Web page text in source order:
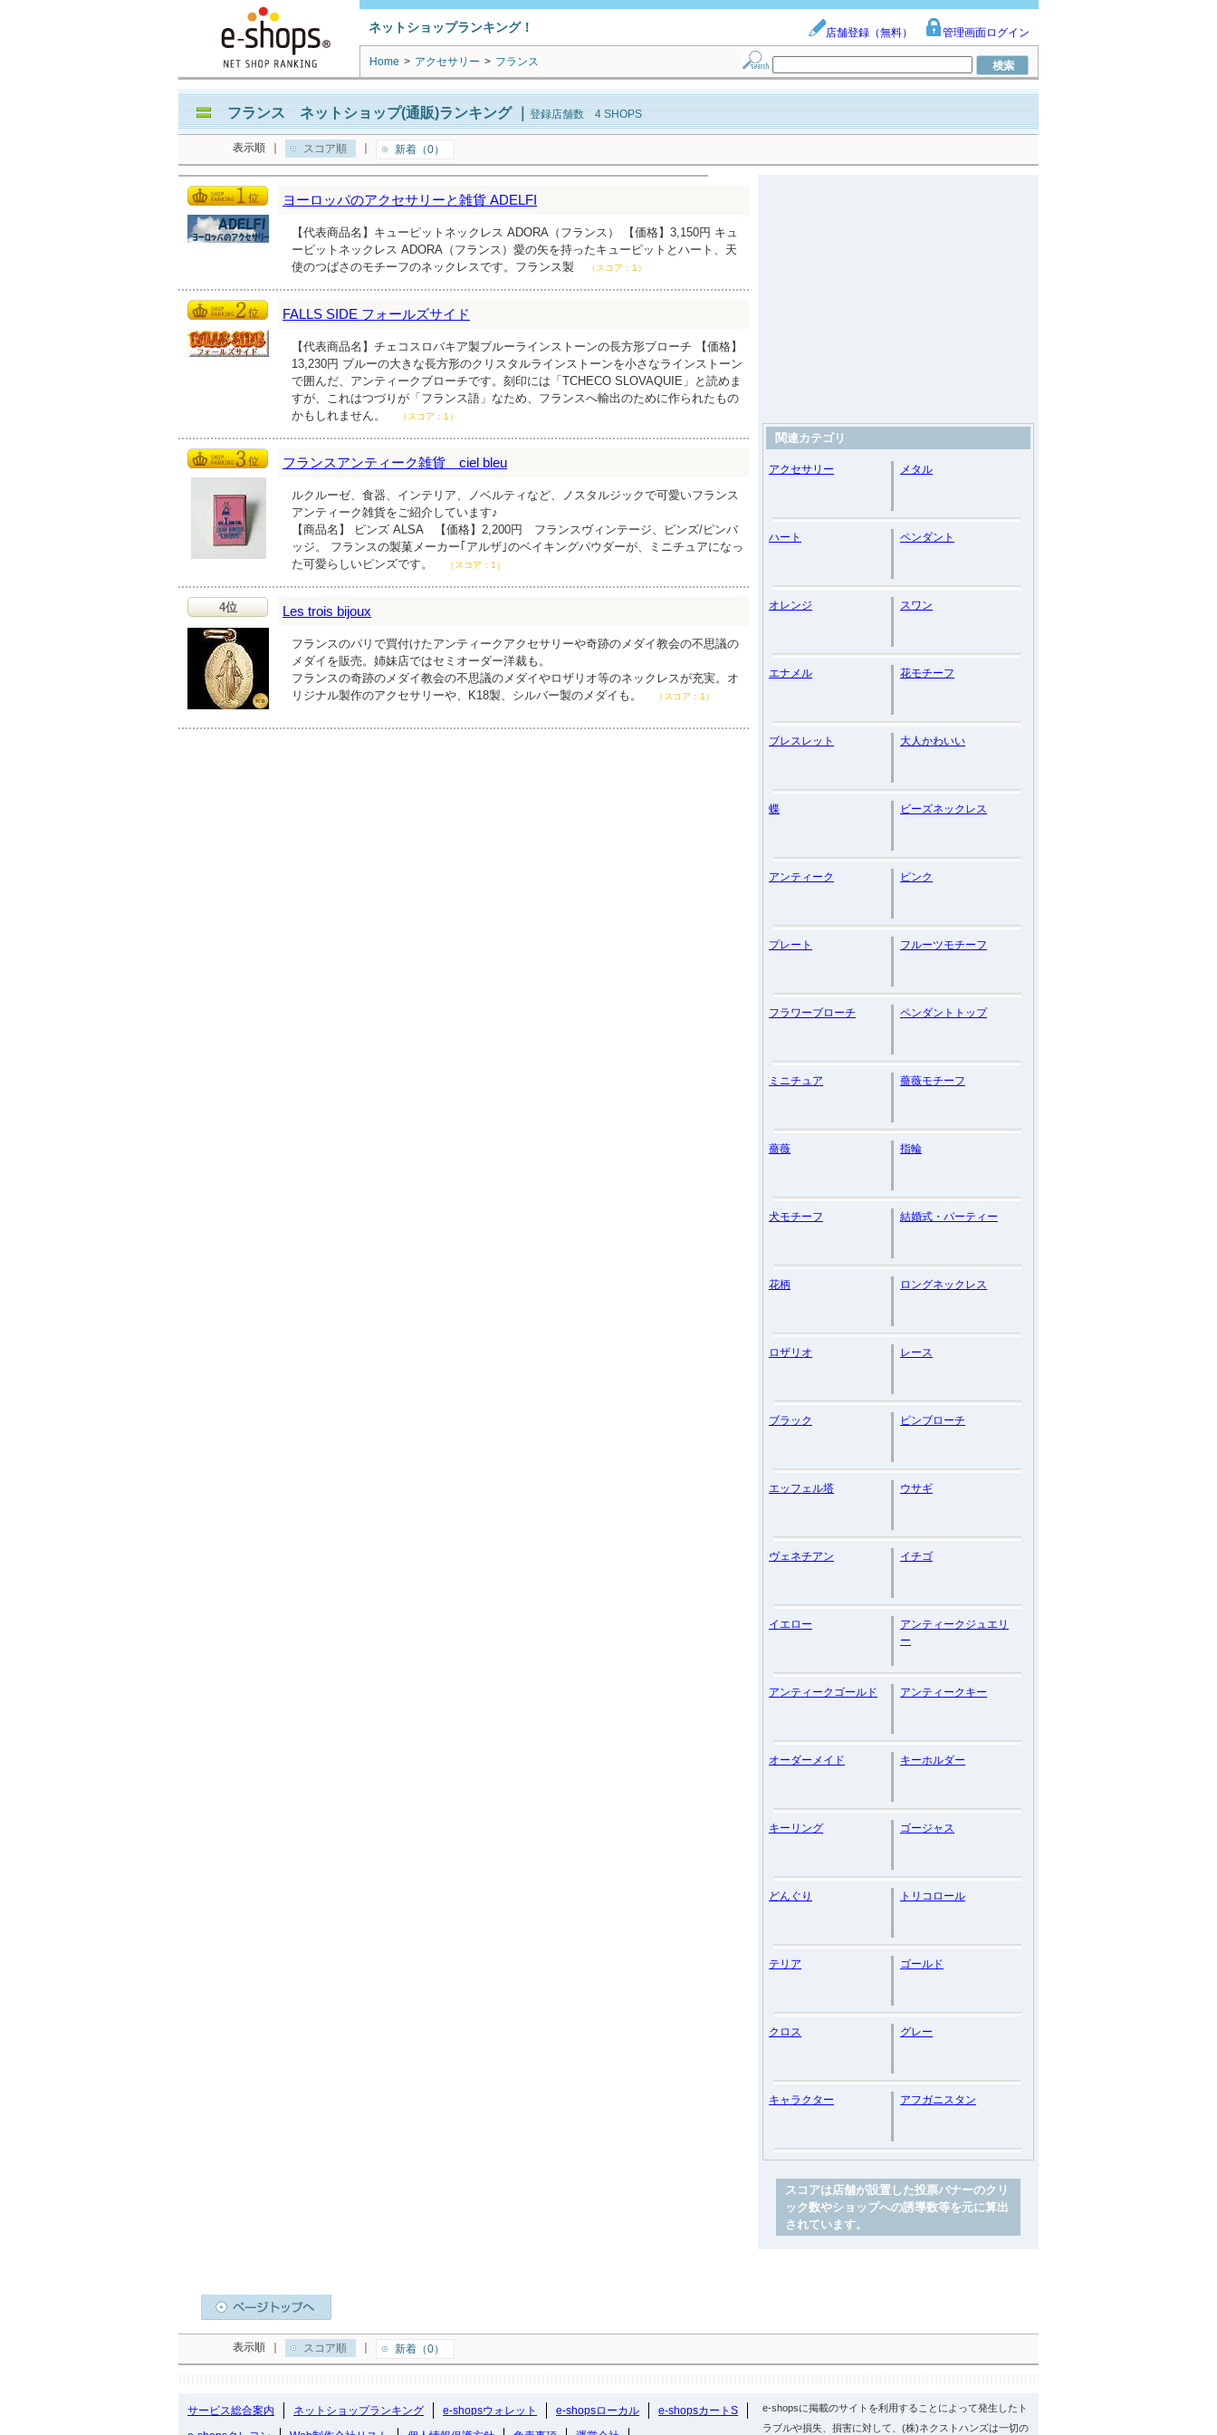
ネットショップランキング！ 店舗登録（無料） 管理画面ログイン
Home > アクセサリー > フランス
フランス ネットショップ(通販)ランキング｜ 登録店舗数 4 SHOPS
表示順 スコア順 新着（0）
ヨーロッパのアクセサリーと雑貨 ADELFI
【代表商品名】キューピットネックレス ADORA（フランス） 【価格】3,150円 キュ
ーピットネックレス ADORA（フランス）愛の矢を持ったキューピットとハート、天
使のつばさのモチーフのネックレスです。フランス製
（スコア：1）
FALLS SIDE フォールズサイド
【代表商品名】チェコスロバキア製ブルーラインストーンの長方形ブローチ 【価格】
13,230円 ブルーの大きな長方形のクリスタルラインストーンを小さなラインストーン
で囲んだ、アンティークブローチです。刻印には「TCHECO SLOVAQUIE」と読めま
すが、これはつづりが「フランス語」なため、フランスへ輸出のために作られたもの
かもしれません。
（スコア：1）
フランスアンティーク雑貨 ciel bleu
ルクルーゼ、食器、インテリア、ノベルティなど、ノスタルジックで可愛いフランス
アンティーク雑貨をご紹介しています♪
【商品名】 ピンズ ALSA 【価格】2,200円 フランスヴィンテージ、ピンズ/ピンバ
ッジ。 フランスの製菓メーカー｢アルザ｣のベイキングパウダーが、ミニチュアになっ
た可愛らしいピンズです。
（スコア：1）
4位 Les trois bijoux
フランスのパリで買付けたアンティークアクセサリーや奇跡のメダイ教会の不思議の
メダイを販売。姉妹店ではセミオーダー洋裁も。
フランスの奇跡のメダイ教会の不思議のメダイやロザリオ等のネックレスが充実。オ
リジナル製作のアクセサリーや、K18製、シルバー製のメダイも。
（スコア：1）
関連カテゴリ
アクセサリー メタル
ハート ペンダント
オレンジ スワン
エナメル 花モチーフ
ブレスレット 大人かわいい
蝶 ビーズネックレス
アンティーク ピンク
プレート フルーツモチーフ
フラワーブローチ ペンダントトップ
ミニチュア 薔薇モチーフ
薔薇 指輪
犬モチーフ 結婚式・パーティー
花柄 ロングネックレス
ロザリオ レース
ブラック ピンブローチ
エッフェル塔 ウサギ
ヴェネチアン イチゴ
イエロー
アンティークジュエリ
ー
アンティークゴールド アンティークキー
オーダーメイド キーホルダー
キーリング ゴージャス
どんぐり トリコロール
テリア ゴールド
クロス グレー
キャラクター アフガニスタン
スコアは店舗が設置した投票バナーのクリ
ック数やショップへの誘導数等を元に算出
されています。
表示順 スコア順 新着（0）
サービス総合案内 ネットショップランキング e-shopsウォレット e-shopsローカル
e-shopsカートS
e-shopsに掲載のサイトを利用することによって発生したト
ラブルや損失、損害に対して、(株)ネクストハンズは一切の